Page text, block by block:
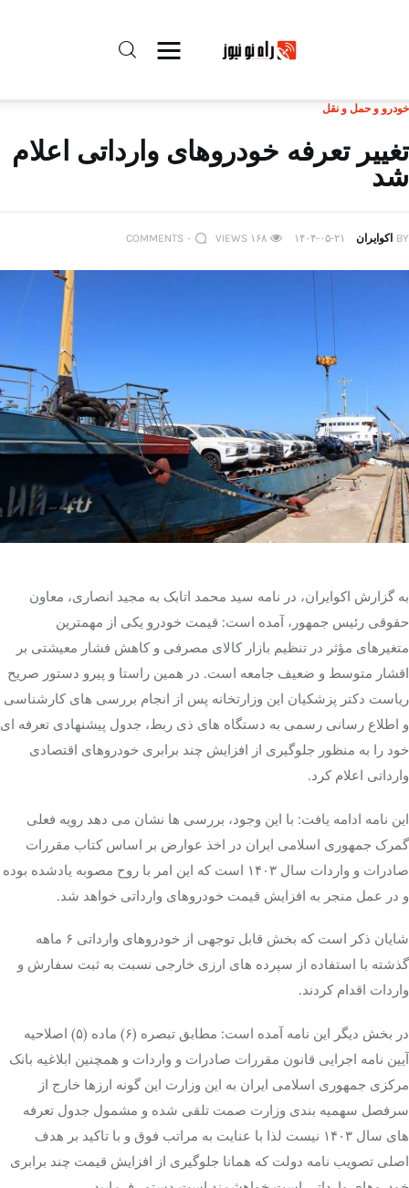
حفظ حریم شخصی
تبلیغات راه نو نیوز
آوین دیلی
تک کده
پایگاه خبری آبان
خرید موتور ایمپلنت
خودرو و حمل و نقل
تغییر تعرفه خودروهای وارداتی اعلام
شد
BY اکوایران ۱۴۰۴-۰۵-۲۱ ۱۶۸ VIEWS ۰ COMMENTS
به گزارش اکوایران، در نامه سید محمد اتابک به مجید انصاری، معاون
حقوقی رئیس جمهور، آمده است: قیمت خودرو یکی از مهمترین
متغیرهای مؤثر در تنظیم بازار کالای مصرفی و کاهش فشار معیشتی بر
اقشار متوسط و ضعیف جامعه است. در همین راستا و پیرو دستور صریح
ریاست دکتر پزشکیان این وزارتخانه پس از انجام بررسی های کارشناسی
و اطلاع رسانی رسمی به دستگاه های ذی ربط، جدول پیشنهادی تعرفه ای
خود را به منظور جلوگیری از افزایش چند برابری خودروهای اقتصادی
وارداتی اعلام کرد.
این نامه ادامه یافت: با این وجود، بررسی ها نشان می دهد رویه فعلی
گمرک جمهوری اسلامی ایران در اخذ عوارض بر اساس کتاب مقررات
صادرات و واردات سال ۱۴۰۳ است که این امر با روح مصوبه یادشده بوده
و در عمل منجر به افزایش قیمت خودروهای وارداتی خواهد شد.
شایان ذکر است که بخش قابل توجهی از خودروهای وارداتی ۶ ماهه
گذشته با استفاده از سپرده های ارزی خارجی نسبت به ثبت سفارش و
واردات اقدام کردند.
در بخش دیگر این نامه آمده است: مطابق تبصره (۶) ماده (۵) اصلاحیه
آیین نامه اجرایی قانون مقررات صادرات و واردات و همچنین ابلاغیه بانک
مرکزی جمهوری اسلامی ایران به این وزارت این گونه ارزها خارج از
سرفصل سهمیه بندی وزارت صمت تلقی شده و مشمول جدول تعرفه
های سال ۱۴۰۳ نیست لذا با عنایت به مراتب فوق و با تاکید بر هدف
اصلی تصویب نامه دولت که همانا جلوگیری از افزایش قیمت چند برابری